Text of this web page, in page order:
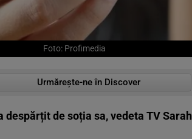
Foto: Profimedia
Urmărește-ne în Discover
despărțit de soția sa, vedeta TV Sarah